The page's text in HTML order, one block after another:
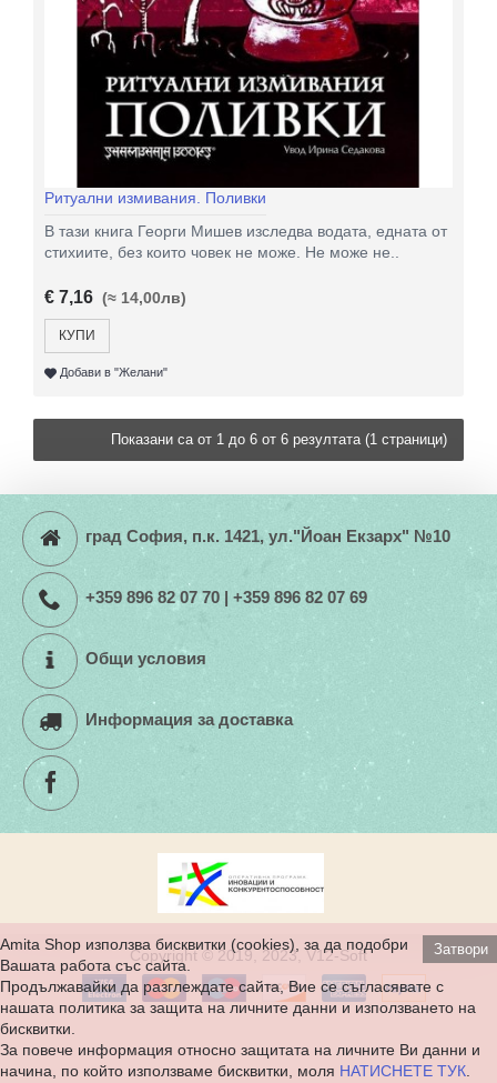
Ритуални измивания. Поливки
В тази книга Георги Мишев изследва водата, едната от
стихиите, без които човек не може. Не може не..
€ 7,16 (≈ 14,00лв)
КУПИ
Добави в "Желани"
Показани са от 1 до 6 от 6 резултата (1 страници)
град София, п.к. 1421, ул."Йоан Екзарх" №10
+359 896 82 07 70 | +359 896 82 07 69
Общи условия
Информация за доставка
Copyright © 2019, 2023, V12-Soft Затвори
Amita Shop използва бисквитки (cookies), за да подобри
Вашата работа със сайта.
Продължавайки да разглеждате сайта, Вие се съгласявате с
нашата политика за защита на личните данни и използването на
бисквитки.
За повече информация относно защитата на личните Ви данни и
начина, по който използваме бисквитки, моля НАТИСНЕТЕ ТУК